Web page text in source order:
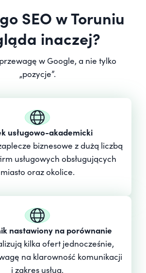
SEO w Toruniu
inaczej?
w Google, a nie tylko
„pozycje”.
usługowo-akademicki
biznesowe z dużą liczbą
usługowych obsługujących
miasto oraz okolice.
nastawiony na porównanie
kilka ofert jednocześnie,
na klarowność komunikacji
i zakres usług.